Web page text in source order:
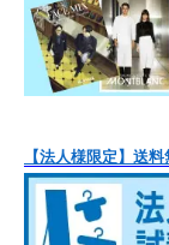
【法人様限定】送